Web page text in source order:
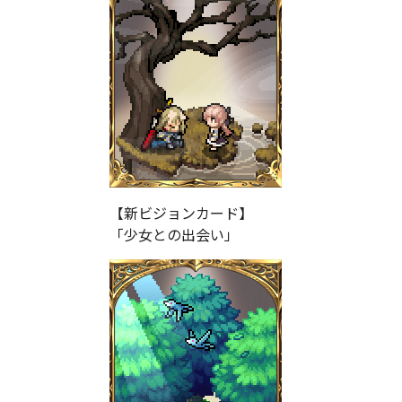
【新ビジョンカード】
「少女との出会い」